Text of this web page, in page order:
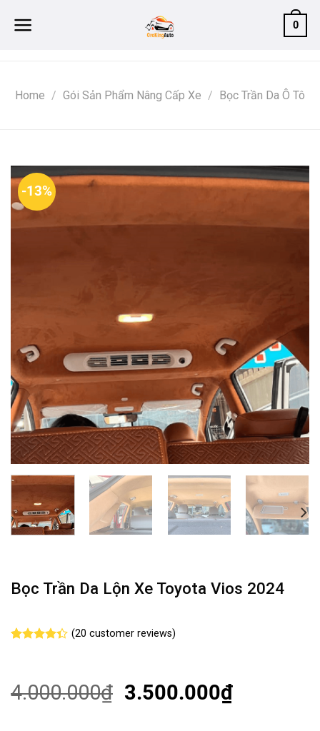
0
Home / Gói Sản Phẩm Nâng Cấp Xe / Bọc Trần Da Ô Tô
-13%
Bọc Trần Da Lộn Xe Toyota Vios 2024
based on
customer
(20 customer reviews)
4.000.000₫ 3.500.000₫